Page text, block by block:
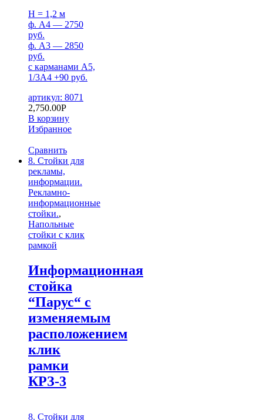
H = 1,2 м
ф. А4 — 2750
руб.
ф. А3 — 2850
руб.
с карманами А5,
1/3А4 +90 руб.
артикул: 8071
2,750.00Р
В корзину
Избранное
Сравнить
8. Стойки для
рекламы,
информации.
Рекламно-
информационные
стойки.,
Напольные
стойки с клик
рамкой
Информационная
стойка
“Парус“ с
изменяемым
расположением
клик
рамки
КРЗ-3
8. Стойки для